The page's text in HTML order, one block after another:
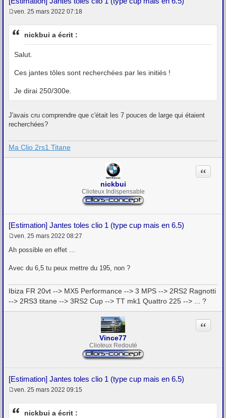
e
s
g
ven. 25 mars 2022 07:18
nickbui a écrit :
Salut.
Ces jantes tôles sont recherchées par les initiés !
Je dirai 250/300e.
J'avais cru comprendre que c'était les 7 pouces de large qui étaient
recherchées?
Ma Clio 2rs1 Titane
nickbui
Clioteux Indispensable
[Estimation] Jantes toles clio 1 (type cup mais en 6.5)
Citation
e
a
e
ven. 25 mars 2022 08:27
Ah possible en effet ...
Avec du 6,5 tu peux mettre du 195, non ?
Ibiza FR 20vt --> MX5 Performance --> 3 MPS --> 2RS2 Ragnotti
--> 2RS3 titane --> 3RS2 Cup --> TT mk1 Quattro 225 --> ... ?
Vince77
Clioteux Redouté
[Estimation] Jantes toles clio 1 (type cup mais en 6.5)
Citation
e
s
ven. 25 mars 2022 09:15
nickbui a écrit :